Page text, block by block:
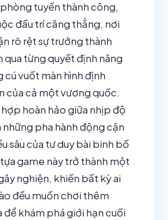
tuyến thành công,
đấu trí căng thẳng, nơi
rõ rệt sự trưởng thành
qua từng quyết định nâng
cú vuốt màn hình định
của cả một vương quốc.
hoàn hảo giữa nhịp độ
pha hành động cận
sâu của tư duy bài binh bố
game này trở thành một
nghiện, khiến bất kỳ ai
đều muốn chơi thêm
để khám phá giới hạn cuối